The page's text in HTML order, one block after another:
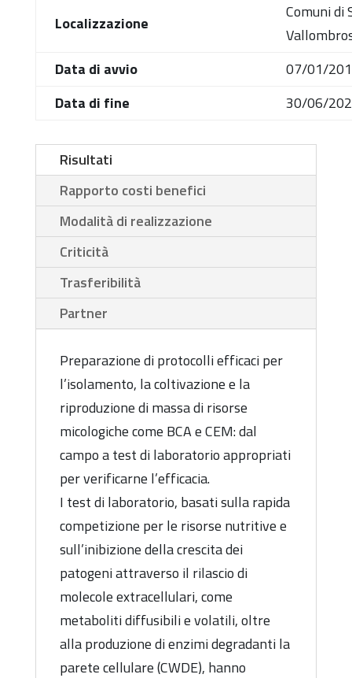
Localizzazione
Comuni di
Data di avvio
07/01/
Data di fine
30/06/
Risultati
Rapporto costi benefici
Modalità di realizzazione
Criticità
Trasferibilità
Partner
Preparazione di protocolli efficaci per
l’isolamento, la coltivazione e la
riproduzione di massa di risorse
micologiche come BCA e CEM: dal
campo a test di laboratorio appropriati
per verificarne l’efficacia.
I test di laboratorio, basati sulla rapida
competizione per le risorse nutritive e
sull’inibizione della crescita dei
patogeni attraverso il rilascio di
molecole extracellulari, come
metaboliti diffusibili e volatili, oltre
alla produzione di enzimi degradanti la
parete cellulare (CWDE), hanno